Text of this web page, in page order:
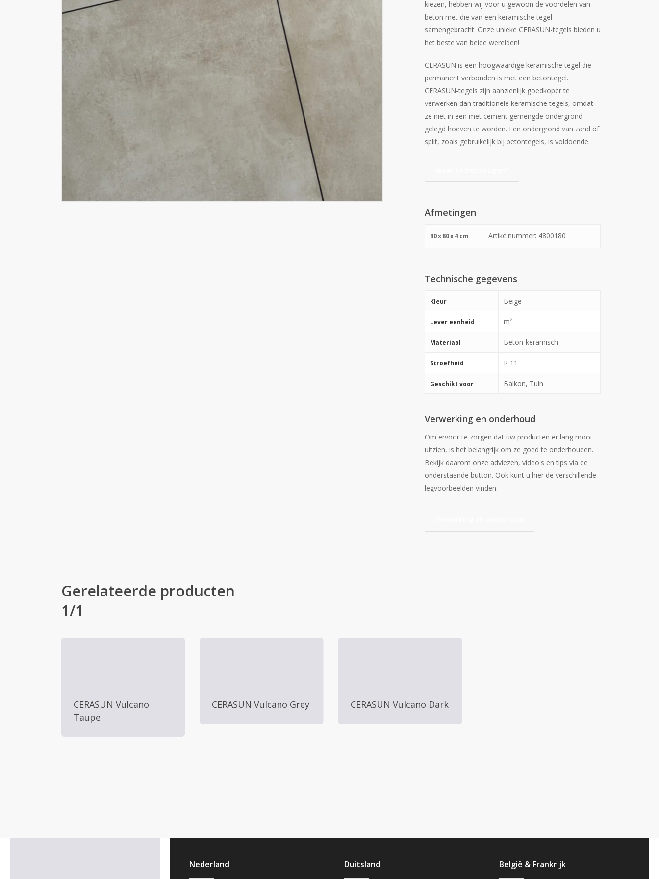
kiezen, hebben wij voor u gewoon de voordelen van
beton met die van een keramische tegel
samengebracht. Onze unieke CERASUN-tegels bieden u
het beste van beide werelden!
CERASUN is een hoogwaardige keramische tegel die
permanent verbonden is met een betontegel.
CERASUN-tegels zijn aanzienlijk goedkoper te
verwerken dan traditionele keramische tegels, omdat
ze niet in een met cement gemengde ondergrond
gelegd hoeven te worden. Een ondergrond van zand of
split, zoals gebruikelijk bij betontegels, is voldoende.
Afmetingen
80x 80x 4 cm Artikelnummer: 4800180
Technische gegevens
Kleur Beige
Lever eenheid m2
Materiaal Beton-keramisch
Stroefheid R 11
Geschikt voor Balkon, Tuin
Verwerking en onderhoud
Om ervoor te zorgen dat uw producten er lang mooi
uitzien, is het belangrijk om ze goed te onderhouden.
Bekijk daarom onze adviezen, video's en tips via de
onderstaande button. Ook kunt u hier de verschillende
legvoorbeelden vinden.
Gerelateerde producten
1/1
CERASUN Vulcano
Taupe
CERASUN Vulcano Grey CERASUN Vulcano Dark
Nederland Duitsland België & Frankrijk